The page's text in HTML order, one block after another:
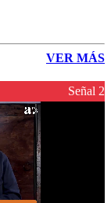
VER MÁS
Señal 2